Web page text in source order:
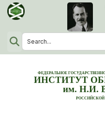
ФЕДЕРАЛЬНОЕ
ИНСТИТУТ
им. Н.И.